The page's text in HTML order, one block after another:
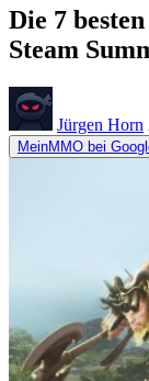
Die 7
Steam
Jürgen Horn
MeinMMO bei